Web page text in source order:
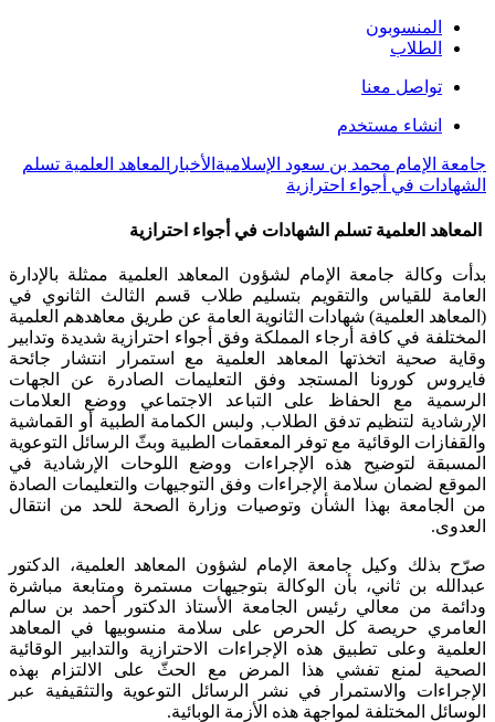
المنسوبون
الطلاب
تواصل معنا
انشاء مستخدم
جامعة الإمام محمد بن سعود الإسلامية الأخبار المعاهد العلمية تسلم
الشهادات في أجواء احترازية
المعاهد العلمية تسلم الشهادات في أجواء احترازية
​بدأت وكالة جامعة الإمام لشؤون المعاهد العلمية ممثلة بالإدارة
العامة للقياس والتقويم بتسليم طلاب قسم الثالث الثانوي في
(المعاهد العلمية) شهادات الثانوية العامة عن طريق معاهدهم العلمية
المختلفة في كافة أرجاء المملكة وفق أجواء احترازية شديدة وتدابير
وقاية صحية اتخذتها المعاهد العلمية مع استمرار انتشار جائحة
فايروس كورونا المستجد وفق التعليمات الصادرة عن الجهات
الرسمية مع الحفاظ على التباعد الاجتماعي ووضع العلامات
الإرشادية لتنظيم تدفق الطلاب, ولبس الكمامة الطبية أو القماشية
والقفازات الوقائية مع توفر المعقمات الطبية وبثّ الرسائل التوعوية
المسبقة لتوضيح هذه الإجراءات ووضع اللوحات الإرشادية في
الموقع لضمان سلامة الإجراءات وفق التوجيهات والتعليمات الصادة
من الجامعة بهذا الشأن وتوصيات وزارة الصحة للحد من انتقال
العدوى.
صرّح بذلك وكيل جامعة الإمام لشؤون المعاهد العلمية، الدكتور
عبدالله بن ثاني، بأن الوكالة بتوجيهات مستمرة ومتابعة مباشرة
ودائمة من معالي رئيس الجامعة الأستاذ الدكتور أحمد بن سالم
العامري حريصة كل الحرص على سلامة منسوبيها في المعاهد
العلمية وعلى تطبيق هذه الإجراءات الاحترازية والتدابير الوقائية
الصحية لمنع تفشي هذا المرض مع الحثّ على الالتزام بهذه
الإجراءات والاستمرار في نشر الرسائل التوعوية والتثقيفية عبر
الوسائل المختلفة لمواجهة هذه الأزمة الوبائية.